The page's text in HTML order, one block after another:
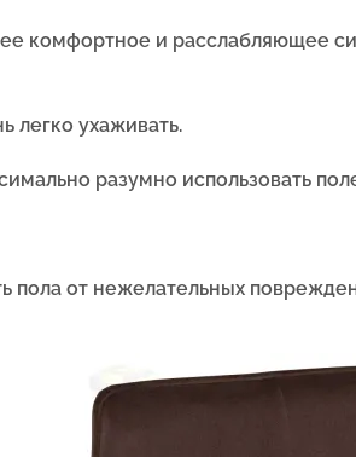
комфортное и расслабляющее
легко ухаживать.
разумно использовать
пола от нежелательных